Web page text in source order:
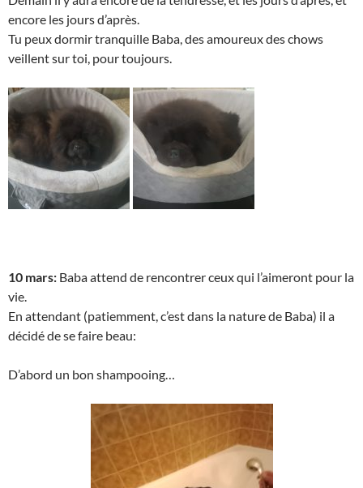
encore les jours d’après.
Tu peux dormir tranquille Baba, des amoureux des chows
veillent sur toi, pour toujours.
10 mars: Baba attend de rencontrer ceux qui l’aimeront pour la
vie.
En attendant (patiemment, c’est dans la nature de Baba) il a
décidé de se faire beau:
D’abord un bon shampooing…